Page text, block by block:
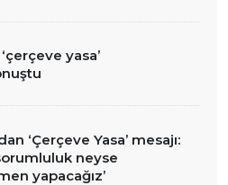
yasa’
‘Çerçeve Yasa’ mesajı:
neyse
yapacağız’